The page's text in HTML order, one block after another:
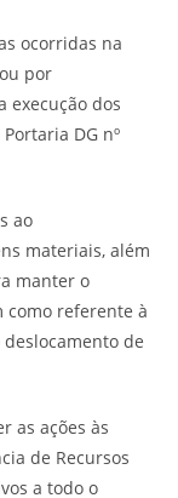
ocorridas na
por
execução dos
DG nº
ao
materiais, além
manter o
como referente à
de
as ações às
de Recursos
a todo o